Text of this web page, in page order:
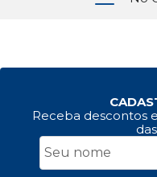
Receba descontos